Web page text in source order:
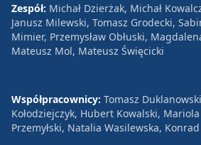
Zespół: Michał Dzierżak, Michał
Janusz Milewski, Tomasz Grodecki,
Mimier, Przemysław Obłuski,
Mateusz Mol, Mateusz Święcicki
Współpracownicy: Tomasz
Kołodziejczyk, Hubert Kowalski, Mariola
Przemyłski, Natalia Wasilewska,